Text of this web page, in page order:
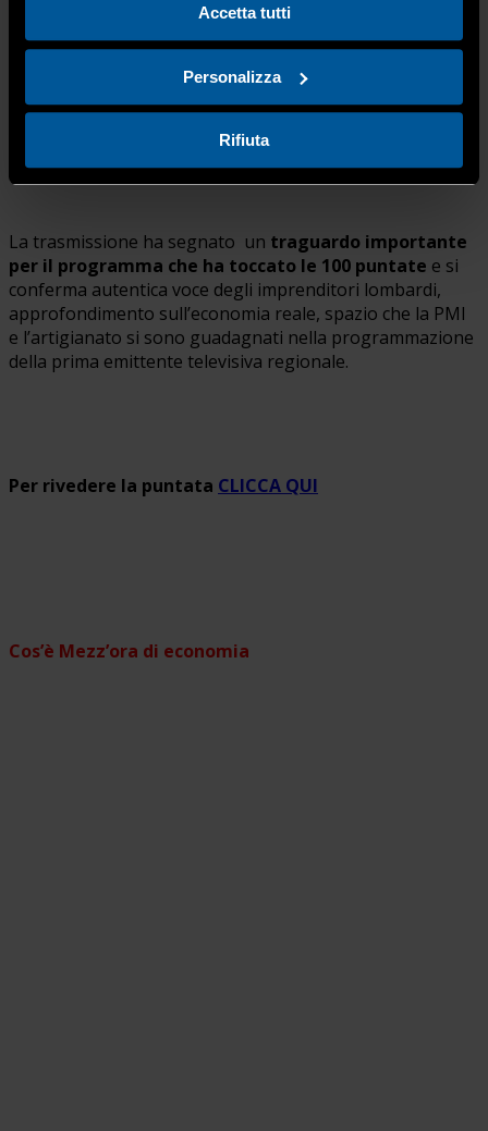
Accetta tutti
Personalizza
Rifiuta
andrà in onda in replica sabato 8 marzo.
La trasmissione ha segnato un traguardo importante
per il programma che ha toccato le 100 puntate e si
conferma autentica voce degli imprenditori lombardi,
approfondimento sull’economia reale, spazio che la PMI
e l’artigianato si sono guadagnati nella programmazione
della prima emittente televisiva regionale.
Per rivedere la puntata CLICCA QUI
Cos’è Mezz’ora di economia